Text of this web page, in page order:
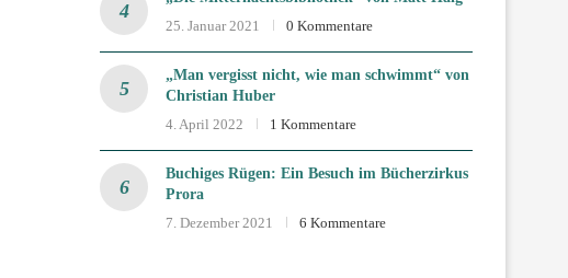
25. Januar 2021
0 Kommentare
„Man vergisst nicht, wie man schwimmt“ von
Christian Huber
4. April 2022
1 Kommentare
Buchiges Rügen: Ein Besuch im Bücherzirkus
Prora
7. Dezember 2021
6 Kommentare